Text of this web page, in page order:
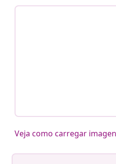
Veja como carregar